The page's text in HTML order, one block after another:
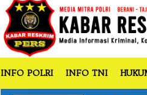
INFO POLRI INFO TNI